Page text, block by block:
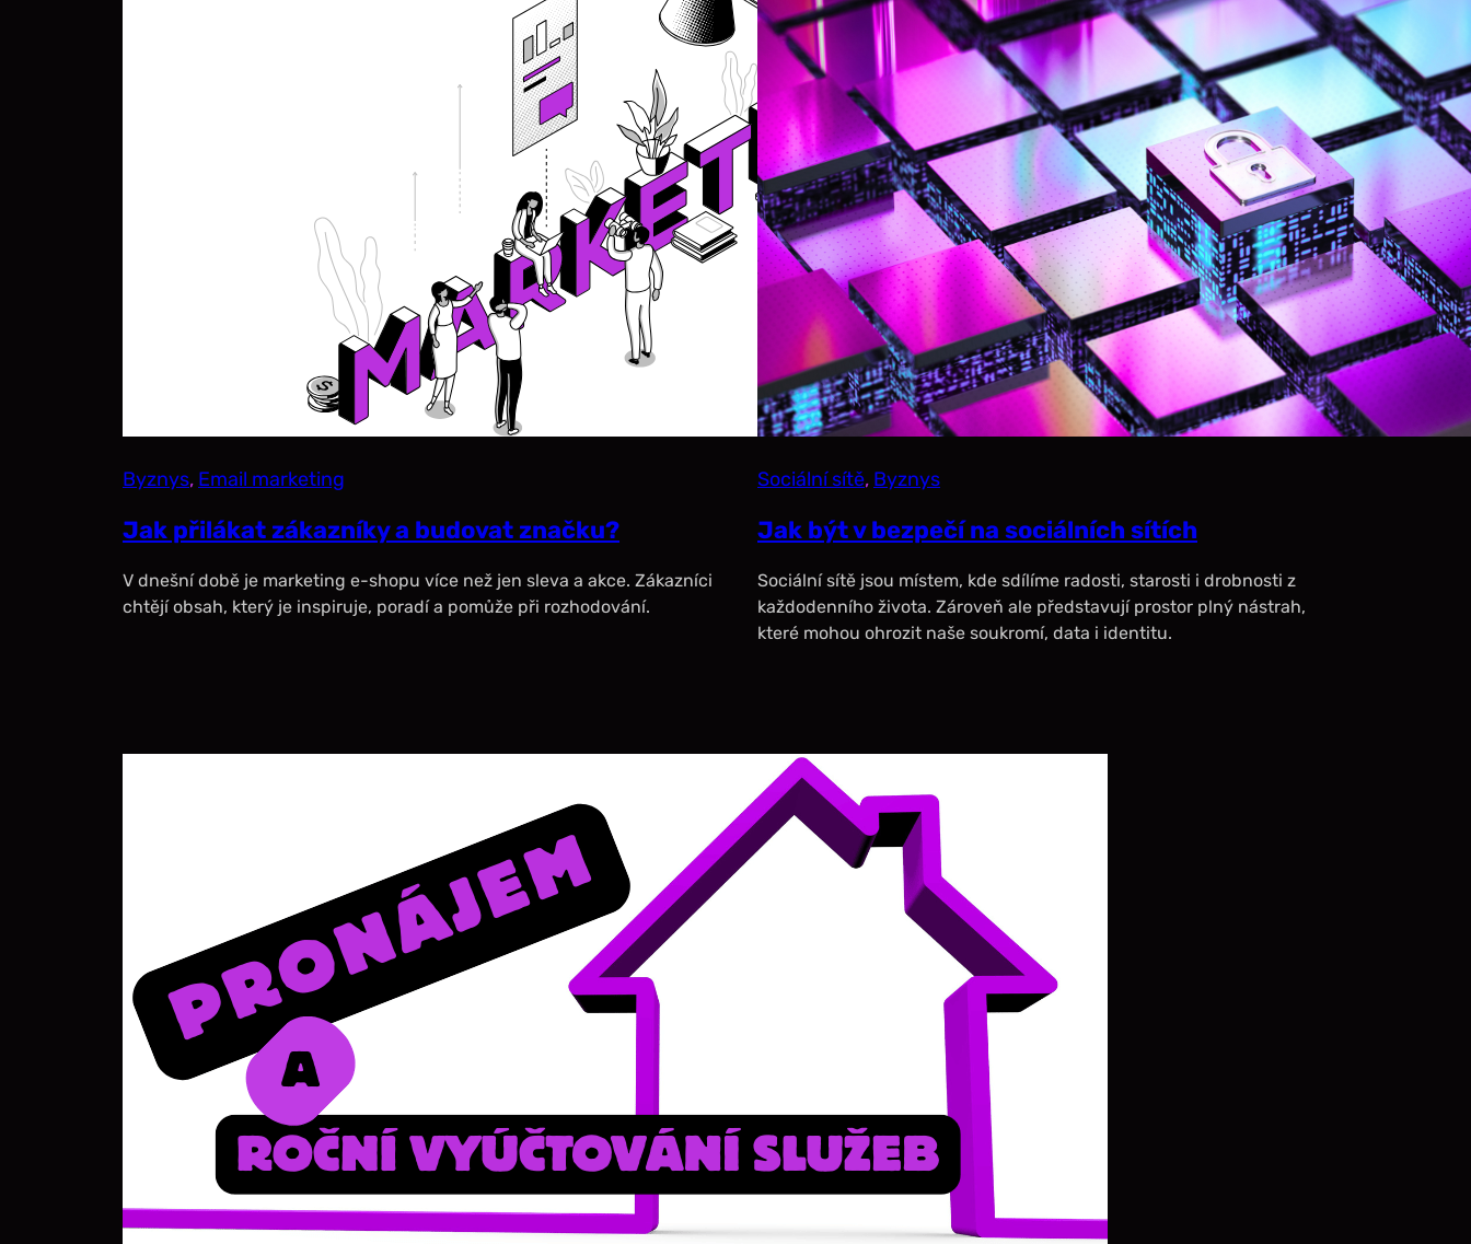
Byznys, Email marketing
Jak přilákat zákazníky a budovat značku?
V dnešní době je marketing e-shopu více než jen sleva a akce. Zákazníci
chtějí obsah, který je inspiruje, poradí a pomůže při rozhodování.
Sociální sítě, Byznys
Jak být v bezpečí na sociálních sítích
Sociální sítě jsou místem, kde sdílíme radosti, starosti i drobnosti z
každodenního života. Zároveň ale představují prostor plný nástrah,
které mohou ohrozit naše soukromí, data i identitu.